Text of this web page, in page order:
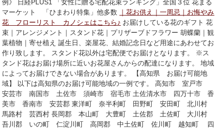
例》 日経PLUS1 「女性に贈る宅配花束ランキング」全国３位 花まる
マーケット 「ひまわり特集」他多数
｜花お供え｜一周忌｜お悔やみ
花 フローリスト カノシェはこちら♪ お届けしている花のギフト 花
束｜アレンジメント｜スタンド花｜プリザーブドフラワー 胡蝶蘭｜観
葉植物｜寄せ植え 誕生日、楽屋花、結婚記念日など用途にあわせてお
作り致します。 スタンド花以外は宅配便でお届けとなります。 ※ス
タンド花はお届け場所に近いお花屋さんからの配達になります。 地域
によってお届けできない場合があります。 【高知県 お届け可能地
域】 以下は高知県のお届け可能地域の一例です。 高知市 室戸市
安芸市 南国市 土佐市 須崎市 宿毛市 土佐清水市 四万十市 香
美市 香南市 安芸郡 東洋町 奈半利町 田野町 安田町 北川村
馬路村 芸西村 長岡郡 本山町 大豊町 土佐郡 土佐町 大川村
吾川郡 いの町 仁淀川町 高岡郡 中土佐町 佐川町 越知町 四